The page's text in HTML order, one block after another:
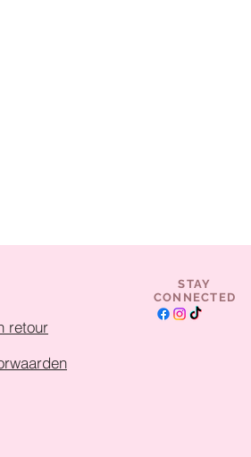
STAY
CONNECTED
retour